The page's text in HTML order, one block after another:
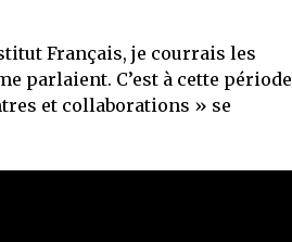
Français, je courrais les
parlaient. C’est à cette période
et collaborations » se